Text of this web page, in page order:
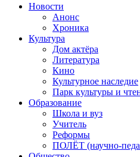
Новости
Анонс
Хроника
Культура
Дом актёра
Литература
Кино
Культурное наследие
Парк культуры и
Образование
Школа и вуз
Учитель
Реформы
ПОЛЁТ (научно-